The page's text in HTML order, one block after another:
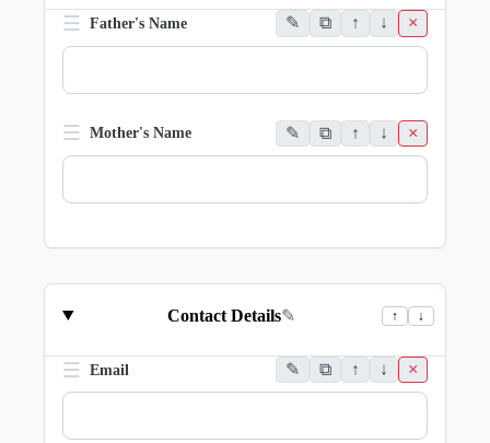
☰ Father's Name ✎ ⧉ ↑ ↓ ×
☰ Mother's Name ✎ ⧉ ↑ ↓ ×
Contact Details✎ ↑ ↓
☰ Email ✎ ⧉ ↑ ↓ ×